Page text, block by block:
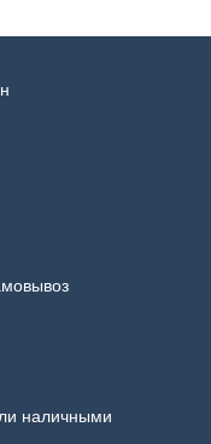
наличными